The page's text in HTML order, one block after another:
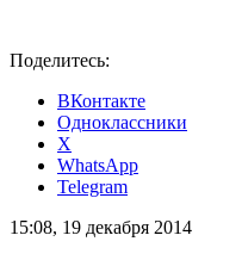
Поделитесь:
ВКонтакте
Одноклассники
X
WhatsApp
Telegram
15:08, 19 декабря 2014